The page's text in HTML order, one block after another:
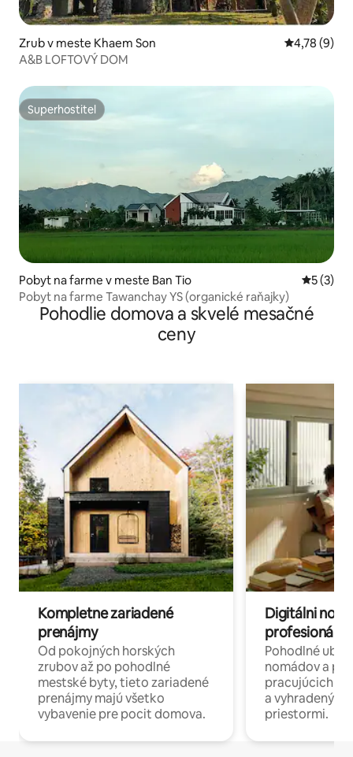
Zrub v meste Khaem Son Priemerné
4,78 (9)
A&B LOFTOVÝ DOM
Superhostiteľ
Superhostiteľ
Pobyt na farme v meste Ban Tio
5 (3)
Pobyt na farme Tawanchay YS (organické raňajky)
Pohodlie domova a skvelé mesačné
ceny
Kompletne zariadené
prenájmy
Od pokojných horských
zrubov až po pohodlné
mestské byty, tieto zariadené
prenájmy majú všetko
vybavenie pre pocit domova.
Digitálni
profesionáli
Pohodlné
nomádov a
pracujúcich
a
priestormi.